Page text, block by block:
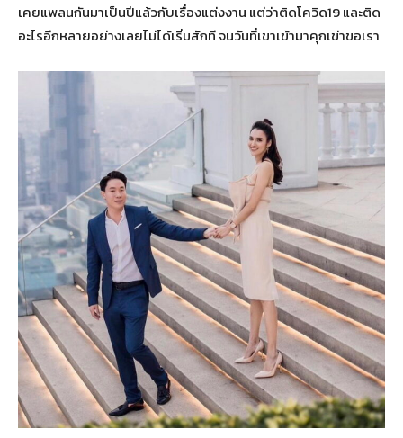
เคยแพลนกันมาเป็นปีแล้วกับเรื่องแต่งงาน แต่ว่าติดโควิด19 และติด
อะไรอีกหลายอย่างเลยไม่ได้เริ่มสักที จนวันที่เขาเข้ามาคุกเข่าขอเรา